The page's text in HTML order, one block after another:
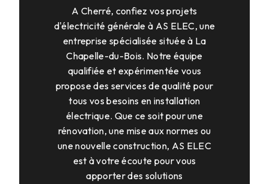
A Cherré, confiez vos projets
d'électricité générale à AS ELEC, une
entreprise spécialisée située à La
Chapelle-du-Bois. Notre équipe
qualifiée et expérimentée vous
propose des services de qualité pour
tous vos besoins en installation
électrique. Que ce soit pour une
rénovation, une mise aux normes ou
une nouvelle construction, AS ELEC
est à votre écoute pour vous
apporter des solutions